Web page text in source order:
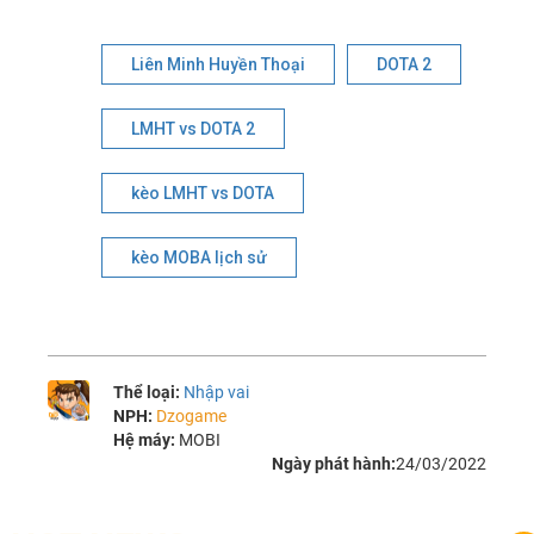
Liên Minh Huyền Thoại DOTA 2
LMHT vs DOTA 2
kèo LMHT vs DOTA
kèo MOBA lịch sử
Thể loại: Nhập vai
NPH: Dzogame
Hệ máy: MOBI
Ngày phát hành:24/03/2022